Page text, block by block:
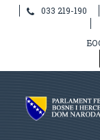
033 219-190